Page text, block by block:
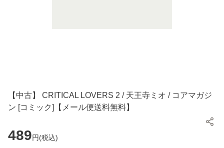
【中古】 CRITICAL LOVERS 2 / 天王寺ミオ / コアマガジ
ン [コミック]【メール便送料無料】
489円(税込)